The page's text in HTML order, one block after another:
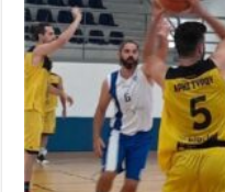
με
το
ο